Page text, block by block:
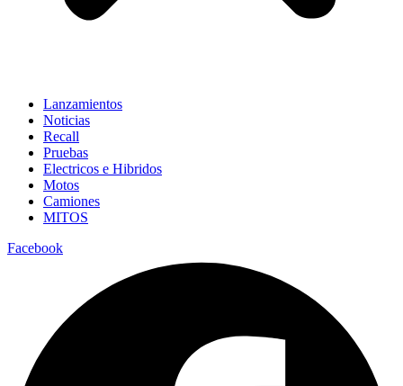
Lanzamientos
Noticias
Recall
Pruebas
Electricos e Hibridos
Motos
Camiones
MITOS
Facebook